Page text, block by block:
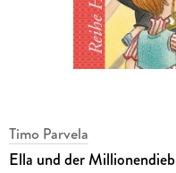
Timo Parvela
Ella und der Millionendieb